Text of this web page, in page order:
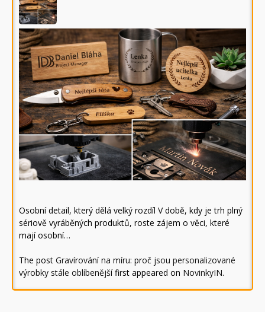
Osobní detail, který dělá velký rozdíl V době, kdy je trh plný
sériově vyráběných produktů, roste zájem o věci, které
mají osobní…
The post Gravírování na míru: proč jsou personalizované
výrobky stále oblíbenějšífirst appeared on NovinkyIN.